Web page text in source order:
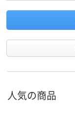
人気の商品